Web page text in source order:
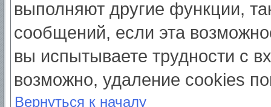
выполняют другие функции,
сообщений, если эта
вы испытываете трудности с
возможно, удаление cookies
Вернуться к началу